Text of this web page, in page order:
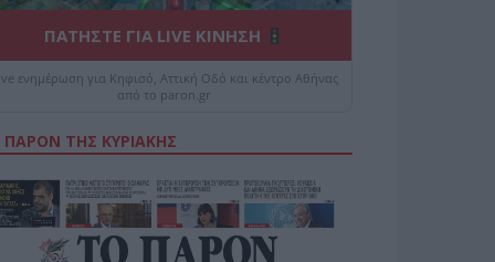
ΠΑΤΗΣΤΕ ΓΙΑ LIVE ΚΙΝΗΣΗ
ενημέρωση για Κηφισό, Αττική Οδό και κέντρο Αθήνας
από το paron.gr
ΤΗΣ ΚΥΡΙΑΚΗΣ